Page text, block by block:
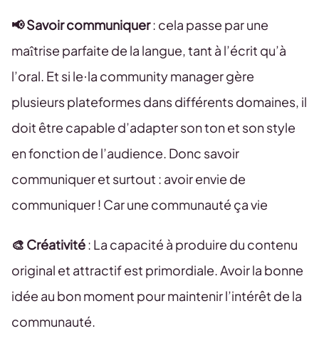
📢 Savoir communiquer: cela passe par une
maîtrise parfaite de la langue, tant à l’écrit qu’à
l’oral. Et si le·la community manager gère
plusieurs plateformes dans différents domaines, il
doit être capable d’adapter son ton et son style
en fonction de l’audience. Donc savoir
communiquer et surtout : avoir envie de
communiquer ! Car une communauté ça vie
🎨 Créativité: La capacité à produire du contenu
original et attractif est primordiale. Avoir la bonne
idée au bon moment pour maintenir l’intérêt de la
communauté.